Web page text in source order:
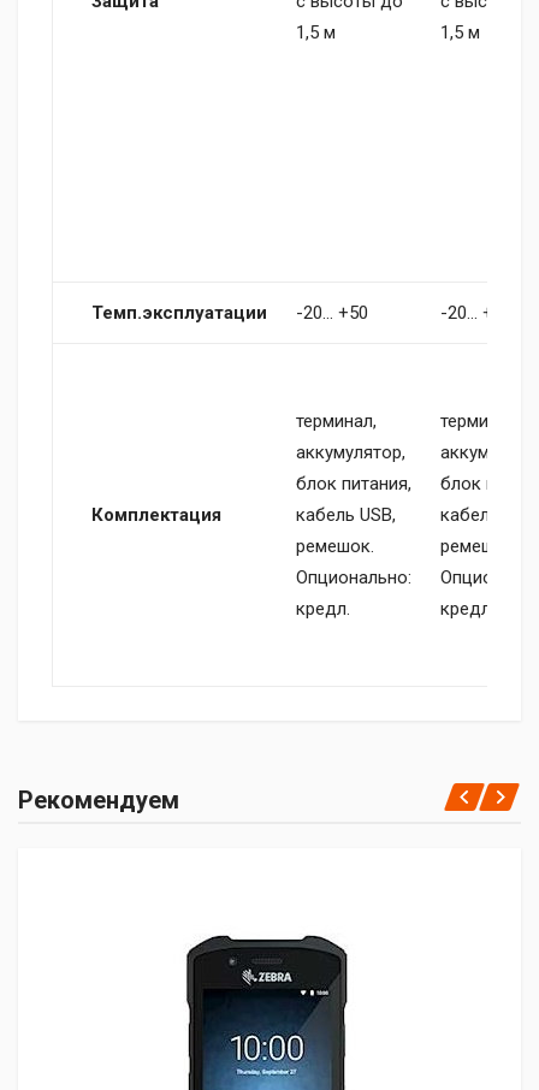
1,5 м
1,5 м
Темп.эксплуатации -20… +50 -20… +50
Комплектация
терминал,
аккумулятор,
блок питания,
кабель USB,
ремешок.
Опционально:
кредл.
терминал,
блок
кабель USB,
ремешок.
кредл.
Рекомендуем